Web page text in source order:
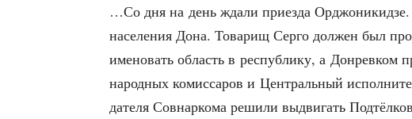
…Со дня на день жда­ли при­ез­да Орджо­ни­кид­зе.
насе­ле­ния Дона. Това­рищ Сер­го дол­жен был
име­но­вать область в рес­пуб­ли­ку, а Дон­рев­ком
народ­ных комис­са­ров и Цен­траль­ный
да­те­ля Сов­нар­ко­ма реши­ли выдви­гать